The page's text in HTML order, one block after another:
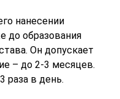
нанесении
до образования
Он допускает
– до 2-3 месяцев.
раза в день.